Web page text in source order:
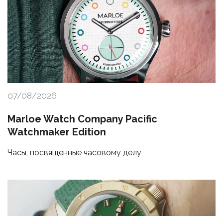
07/08/2026
Marloe Watch Company Pacific
Watchmaker Edition
Часы, посвященные часовому делу